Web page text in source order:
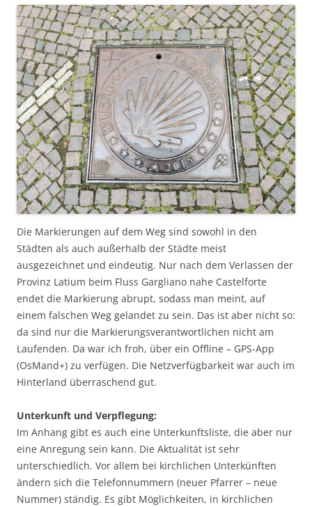
Die Markierungen auf dem Weg sind sowohl in den
Städten als auch außerhalb der Städte meist
ausgezeichnet und eindeutig. Nur nach dem Verlassen der
Provinz Latium beim Fluss Gargliano nahe Castelforte
endet die Markierung abrupt, sodass man meint, auf
einem falschen Weg gelandet zu sein. Das ist aber nicht so:
da sind nur die Markierungsverantwortlichen nicht am
Laufenden. Da war ich froh, über ein Offline – GPS-App
(OsMand+) zu verfügen. Die Netzverfügbarkeit war auch im
Hinterland überraschend gut.
Unterkunft und Verpflegung:
Im Anhang gibt es auch eine Unterkunftsliste, die aber nur
eine Anregung sein kann. Die Aktualität ist sehr
unterschiedlich. Vor allem bei kirchlichen Unterkünften
ändern sich die Telefonnummern (neuer Pfarrer – neue
Nummer) ständig. Es gibt Möglichkeiten, in kirchlichen